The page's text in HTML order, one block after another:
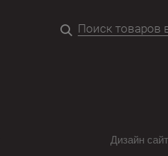
Дизайн